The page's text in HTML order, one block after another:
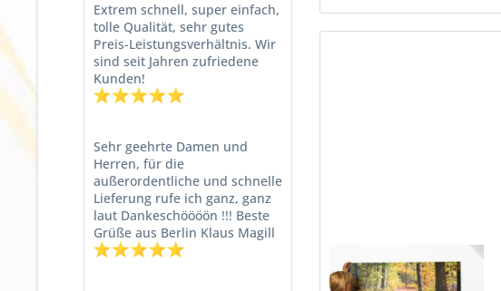
Extrem schnell, super einfach,
tolle Qualität, sehr gutes
Preis-Leistungsverhältnis. Wir
sind seit Jahren zufriedene
Kunden!
Sehr geehrte Damen und
Herren, für die
außerordentliche und schnelle
Lieferung rufe ich ganz, ganz
laut Dankeschöööön !!! Beste
Grüße aus Berlin Klaus Magill